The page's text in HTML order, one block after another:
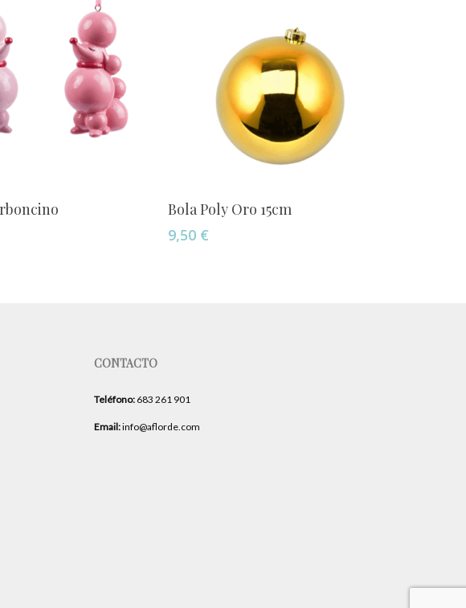
Añadir Al Carrito
Bola Poly Oro 15cm
9,50 €
CONTACTO
Teléfono: 683 261 901
Email:info@aflorde.com